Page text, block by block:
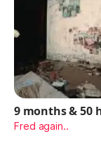
9 months & 50
Fred again..